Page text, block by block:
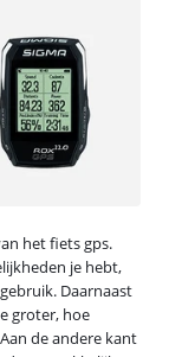
het fiets gps.
je hebt,
Daarnaast
groter, hoe
de andere kant